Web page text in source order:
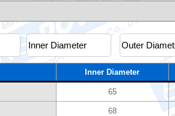
Inner Diameter
65
68